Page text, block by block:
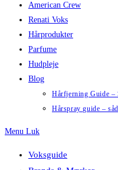
American Crew
Renati Voks
Hårprodukter
Parfume
Hudpleje
Blog
Hårfjerning Guide –
Hårspray guide –
Menu Luk
Voksguide